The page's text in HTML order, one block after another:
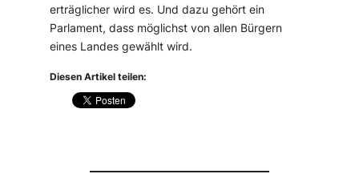
erträglicher wird es. Und dazu gehört ein
Parlament, dass möglichst von allen Bürgern
eines Landes gewählt wird.
Diesen Artikel teilen: